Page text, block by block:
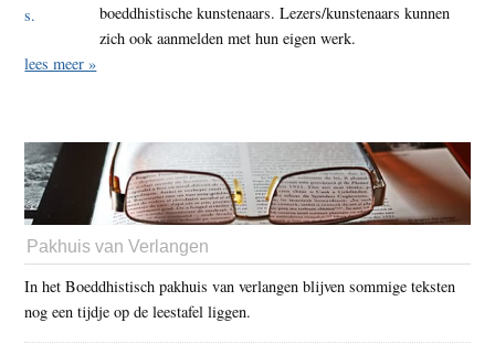
boeddhistische kunstenaars. Lezers/kunstenaars kunnen
zich ook aanmelden met hun eigen werk.
lees meer »
Pakhuis van Verlangen
In het Boeddhistisch pakhuis van verlangen blijven sommige teksten
nog een tijdje op de leestafel liggen.